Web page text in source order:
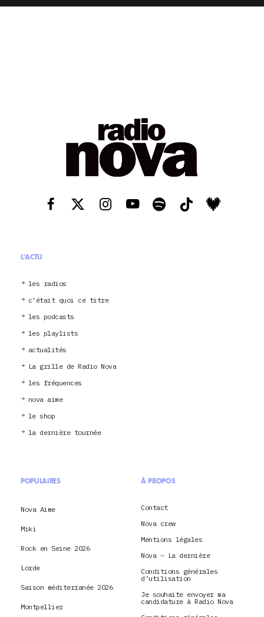
L'ACTU
les radios
c’était quoi ce titre
les podcasts
les playlists
actualités
La grille de Radio Nova
les fréquences
nova aime
le shop
la dernière tournée
POPULAIRES
Nova Aime
Miki
Rock en Seine 2026
Lorde
Saison méditerranée 2026
Montpellier
À PROPOS
Contact
Nova crew
Mentions légales
Nova – La dernière
Conditions générales
d’utilisation
Je souhaite envoyer ma
candidature à Radio Nova